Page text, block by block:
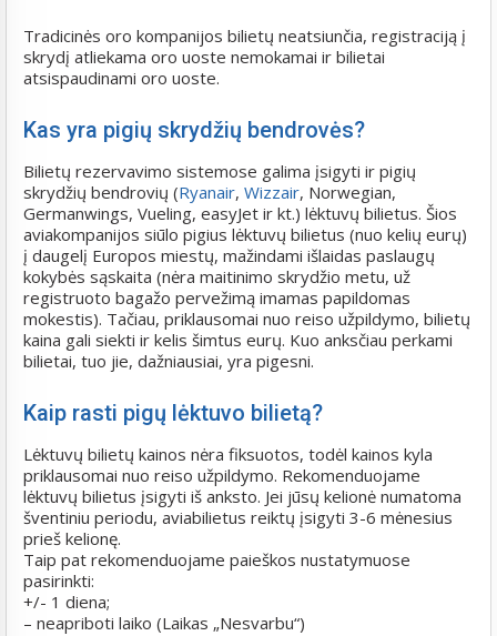
Tradicinės oro kompanijos bilietų neatsiunčia, registraciją į
skrydį atliekama oro uoste nemokamai ir bilietai
atsispaudinami oro uoste.
Kas yra pigių skrydžių bendrovės?
Bilietų rezervavimo sistemose galima įsigyti ir pigių
skrydžių bendrovių (Ryanair, Wizzair, Norwegian,
Germanwings, Vueling, easyJet ir kt.) lėktuvų bilietus. Šios
aviakompanijos siūlo pigius lėktuvų bilietus (nuo kelių eurų)
į daugelį Europos miestų, mažindami išlaidas paslaugų
kokybės sąskaita (nėra maitinimo skrydžio metu, už
registruoto bagažo pervežimą imamas papildomas
mokestis). Tačiau, priklausomai nuo reiso užpildymo, bilietų
kaina gali siekti ir kelis šimtus eurų. Kuo anksčiau perkami
bilietai, tuo jie, dažniausiai, yra pigesni.
Kaip rasti pigų lėktuvo bilietą?
Lėktuvų bilietų kainos nėra fiksuotos, todėl kainos kyla
priklausomai nuo reiso užpildymo. Rekomenduojame
lėktuvų bilietus įsigyti iš anksto. Jei jūsų kelionė numatoma
šventiniu periodu, aviabilietus reiktų įsigyti 3-6 mėnesius
prieš kelionę.
Taip pat rekomenduojame paieškos nustatymuose
pasirinkti:
+/- 1 diena;
– neapriboti laiko (Laikas „Nesvarbu“)